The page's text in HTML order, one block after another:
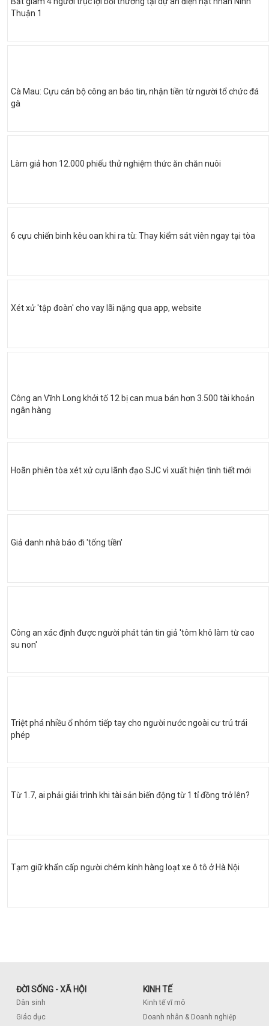
Thuận 1
Cà Mau: Cựu cán bộ công an báo tin, nhận tiền từ người tổ chức đá
gà
Làm giả hơn 12.000 phiếu thử nghiệm thức ăn chăn nuôi
6 cựu chiến binh kêu oan khi ra tù: Thay kiểm sát viên ngay tại tòa
Xét xử 'tập đoàn' cho vay lãi nặng qua app, website
Công an Vĩnh Long khởi tố 12 bị can mua bán hơn 3.500 tài khoản
ngân hàng
Hoãn phiên tòa xét xử cựu lãnh đạo SJC vì xuất hiện tình tiết mới
Giả danh nhà báo đi 'tống tiền'
Công an xác định được người phát tán tin giả 'tôm khô làm từ cao
su non'
Triệt phá nhiều ổ nhóm tiếp tay cho người nước ngoài cư trú trái
phép
Từ 1.7, ai phải giải trình khi tài sản biến động từ 1 tỉ đồng trở lên?
Tạm giữ khẩn cấp người chém kính hàng loạt xe ô tô ở Hà Nội
ĐỜI SỐNG - XÃ HỘI
Dân sinh
Giáo dục
KINH TẾ
Kinh tế vĩ mô
Doanh nhân & Doanh nghiệp